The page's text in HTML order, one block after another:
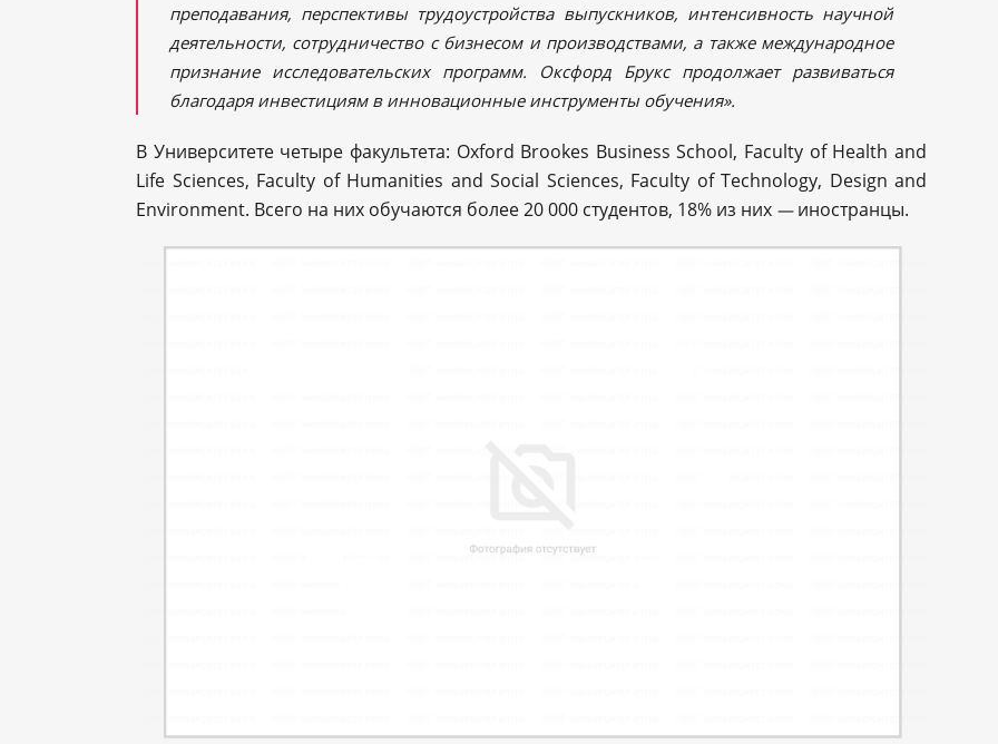
преподавания, перспективы трудоустройства выпускников, интенсивность научной
деятельности, сотрудничество с бизнесом и производствами, а также международное
признание исследовательских программ. Оксфорд Брукс продолжает развиваться
благодаря инвестициям в инновационные инструменты обучения».
В Университете четыре факультета: Oxford Brookes Business School, Faculty of Health and
Life Sciences, Faculty of Humanities and Social Sciences, Faculty of Technology, Design and
Environment. Всего на них обучаются более 20 000 студентов, 18% из них — иностранцы.